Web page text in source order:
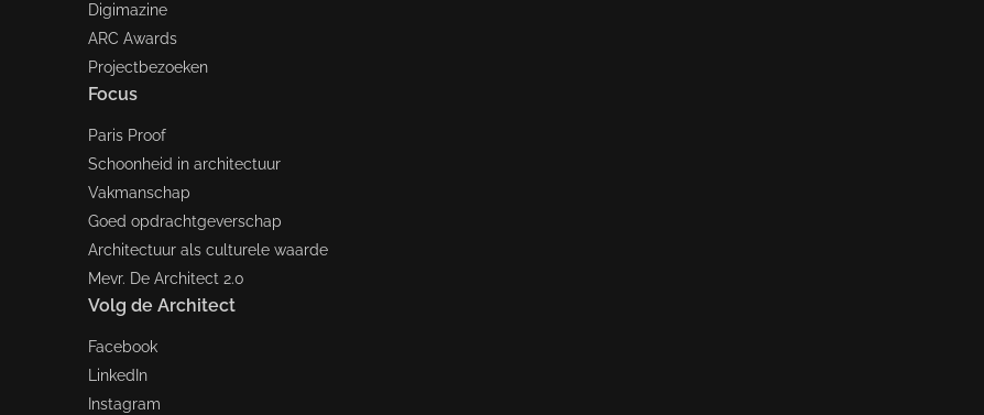
Digimazine
ARC Awards
Projectbezoeken
Focus
Paris Proof
Schoonheid in architectuur
Vakmanschap
Goed opdrachtgeverschap
Architectuur als culturele waarde
Mevr. De Architect 2.0
Volg de Architect
Facebook
LinkedIn
Instagram